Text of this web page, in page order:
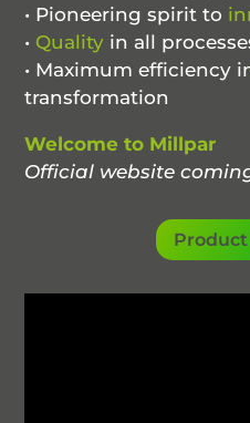
• Pioneering spirit to
• Quality in all
• Maximum efficiency
transformation
Welcome to Millpar
Official website